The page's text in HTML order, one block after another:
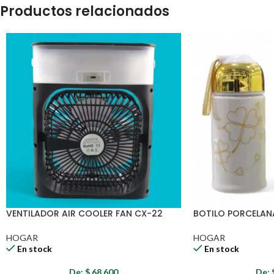
Productos relacionados
VENTILADOR AIR COOLER FAN CX-22
HOGAR
En stock
De: $68.600
BOTILO
HOGAR
En stock
De: